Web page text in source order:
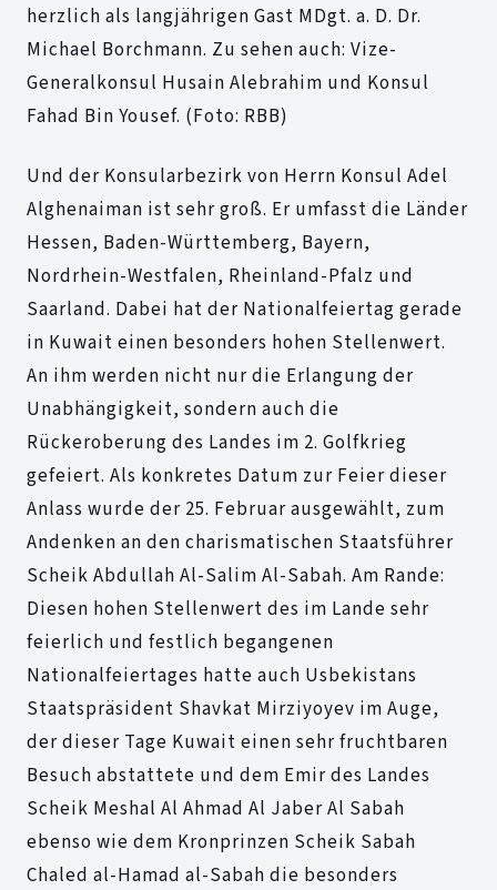
herzlich als langjährigen Gast MDgt. a. D. Dr.
Michael Borchmann. Zu sehen auch: Vize-
Generalkonsul Husain Alebrahim und Konsul
Fahad Bin Yousef. (Foto: RBB)
Und der Konsularbezirk von Herrn Konsul Adel
Alghenaiman ist sehr groß. Er umfasst die Länder
Hessen, Baden-Württemberg, Bayern,
Nordrhein-Westfalen, Rheinland-Pfalz und
Saarland. Dabei hat der Nationalfeiertag gerade
in Kuwait einen besonders hohen Stellenwert.
An ihm werden nicht nur die Erlangung der
Unabhängigkeit, sondern auch die
Rückeroberung des Landes im 2. Golfkrieg
gefeiert. Als konkretes Datum zur Feier dieser
Anlass wurde der 25. Februar ausgewählt, zum
Andenken an den charismatischen Staatsführer
Scheik Abdullah Al-Salim Al-Sabah. Am Rande:
Diesen hohen Stellenwert des im Lande sehr
feierlich und festlich begangenen
Nationalfeiertages hatte auch Usbekistans
Staatspräsident Shavkat Mirziyoyev im Auge,
der dieser Tage Kuwait einen sehr fruchtbaren
Besuch abstattete und dem Emir des Landes
Scheik Meshal Al Ahmad Al Jaber Al Sabah
ebenso wie dem Kronprinzen Scheik Sabah
Chaled al-Hamad al-Sabah die besonders